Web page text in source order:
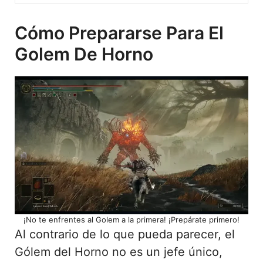
Cómo Prepararse Para El
Golem De Horno
¡No te enfrentes al Golem a la primera! ¡Prepárate primero!
Al contrario de lo que pueda parecer, el
Gólem del Horno no es un jefe único,